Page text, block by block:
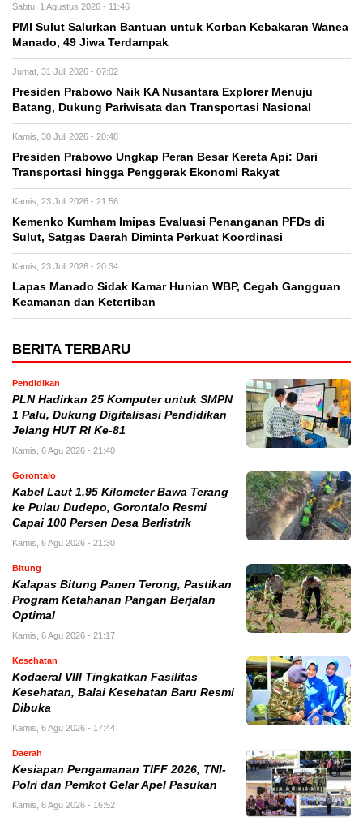
Sabtu, 1 Agustus 2026 - 11:46
PMI Sulut Salurkan Bantuan untuk Korban Kebakaran Wanea
Manado, 49 Jiwa Terdampak
Jumat, 31 Juli 2026 - 07:02
Presiden Prabowo Naik KA Nusantara Explorer Menuju
Batang, Dukung Pariwisata dan Transportasi Nasional
Kamis, 30 Juli 2026 - 20:48
Presiden Prabowo Ungkap Peran Besar Kereta Api: Dari
Transportasi hingga Penggerak Ekonomi Rakyat
Kamis, 23 Juli 2026 - 21:56
Kemenko Kumham Imipas Evaluasi Penanganan PFDs di
Sulut, Satgas Daerah Diminta Perkuat Koordinasi
Kamis, 23 Juli 2026 - 20:34
Lapas Manado Sidak Kamar Hunian WBP, Cegah Gangguan
Keamanan dan Ketertiban
BERITA TERBARU
Pendidikan
PLN Hadirkan 25 Komputer untuk SMPN
1 Palu, Dukung Digitalisasi Pendidikan
Jelang HUT RI Ke-81
Kamis, 6 Agu 2026 - 21:40
Gorontalo
Kabel Laut 1,95 Kilometer Bawa Terang
ke Pulau Dudepo, Gorontalo Resmi
Capai 100 Persen Desa Berlistrik
Kamis, 6 Agu 2026 - 21:30
Bitung
Kalapas Bitung Panen Terong, Pastikan
Program Ketahanan Pangan Berjalan
Optimal
Kamis, 6 Agu 2026 - 21:17
Kesehatan
Kodaeral VIII Tingkatkan Fasilitas
Kesehatan, Balai Kesehatan Baru Resmi
Dibuka
Kamis, 6 Agu 2026 - 17:44
Daerah
Kesiapan Pengamanan TIFF 2026, TNI-
Polri dan Pemkot Gelar Apel Pasukan
Kamis, 6 Agu 2026 - 16:52